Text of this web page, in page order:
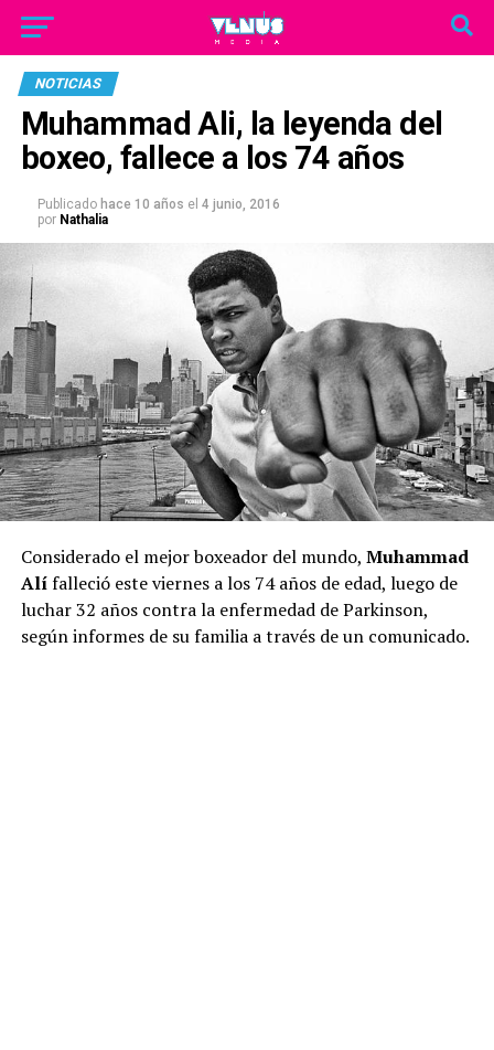
NOTICIAS
Muhammad Ali, la leyenda del
boxeo, fallece a los 74 años
Publicado hace 10 años el 4 junio, 2016
por Nathalia
Considerado el mejor boxeador del mundo, Muhammad
Alífalleció este viernes a los 74 años de edad, luego de
luchar 32 años contra la enfermedad de Parkinson,
según informes de su familia a través de un comunicado.